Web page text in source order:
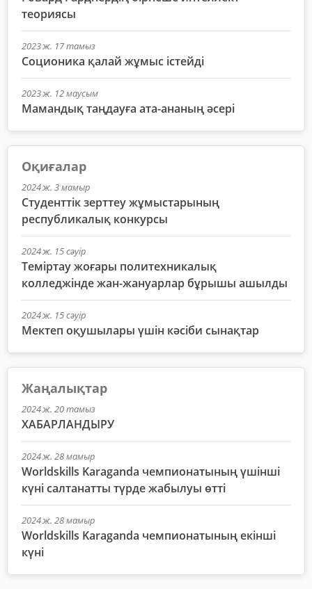
теориясы
2023 ж. 17 тамыз
Соционика қалай жұмыс істейді
2023 ж. 12 маусым
Мамандық таңдауға ата-ананың әсері
Оқиғалар
2024 ж. 3 мамыр
Студенттік зерттеу жұмыстарының
республикалық конкурсы
2024 ж. 15 сәуір
Теміртау жоғары политехникалық
колледжінде жан-жануарлар бұрышы ашылды
2024 ж. 15 сәуір
Мектеп оқушылары үшін кәсіби сынақтар
Жаңалықтар
2024 ж. 20 тамыз
ХАБАРЛАНДЫРУ
2024 ж. 28 мамыр
Worldskills Karaganda чемпионатының үшінші
күні салтанатты түрде жабылуы өтті
2024 ж. 28 мамыр
Worldskills Karaganda чемпионатының екінші
күні